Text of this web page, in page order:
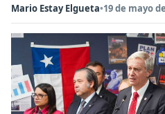
Mario Estay Elgueta•19 de mayo